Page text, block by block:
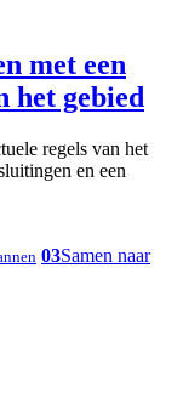
met een
het gebied
regels van het
en een
03Samen naar